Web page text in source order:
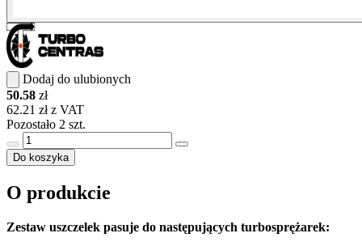
Dodaj do ulubionych
50.58 zł
62.21 zł z VAT
Pozostało 2 szt.
Do koszyka
O produkcie
Zestaw uszczelek pasuje do następujących turbosprężarek: